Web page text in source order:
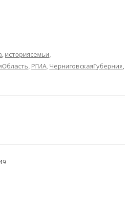
, историясемьи,
, РГИА, ЧерниговскаяГуберния,